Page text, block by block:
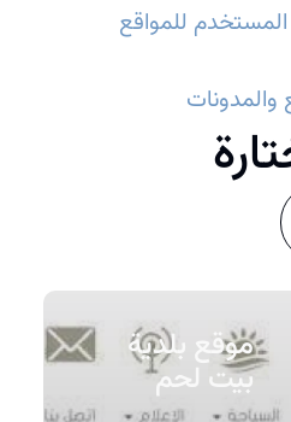
للمواقع
والمدونات
موقع بلدية
بيت لحم